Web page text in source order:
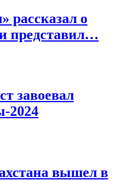
рассказал о
представил…
завоевал
2024
вышел в